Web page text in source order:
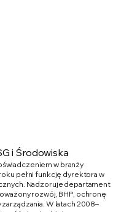
i Środowiska
w branży
pełni funkcję dyrektora w
Nadzoruje departament
rozwój, BHP, ochronę
W latach 2008–